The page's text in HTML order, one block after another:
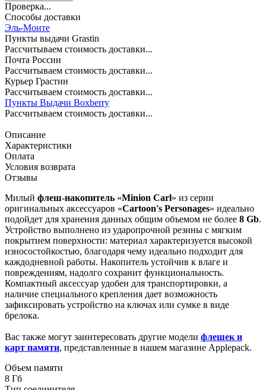
Проверка...
Способы доставки
Эль-Монте
Пункты выдачи Grastin
Рассчитываем стоимость доставки...
Почта России
Рассчитываем стоимость доставки...
Курьер Грастин
Рассчитываем стоимость доставки...
Пункты Выдачи Boxberry
Рассчитываем стоимость доставки...
Описание
Характеристики
Оплата
Условия возврата
Отзывы
Милый флеш-накопитель «Minion Carl» из серии
оригинальных аксессуаров «Cartoon's Personages» идеально
подойдет для хранения данных общим объемом не более 8 Gb.
Устройство выполнено из ударопрочной резины с мягким
покрытием поверхности: материал характеризуется высокой
износостойкостью, благодаря чему идеально подходит для
каждодневной работы. Накопитель устойчив к влаге и
повреждениям, надолго сохранит функциональность.
Компактный аксессуар удобен для транспортировки, а
наличие специального крепления дает возможность
зафиксировать устройство на ключах или сумке в виде
брелока.
Вас также могут заинтересовать другие модели флешек и
карт памяти, представленные в нашем магазине Applepack.
Объем памяти
8 Гб